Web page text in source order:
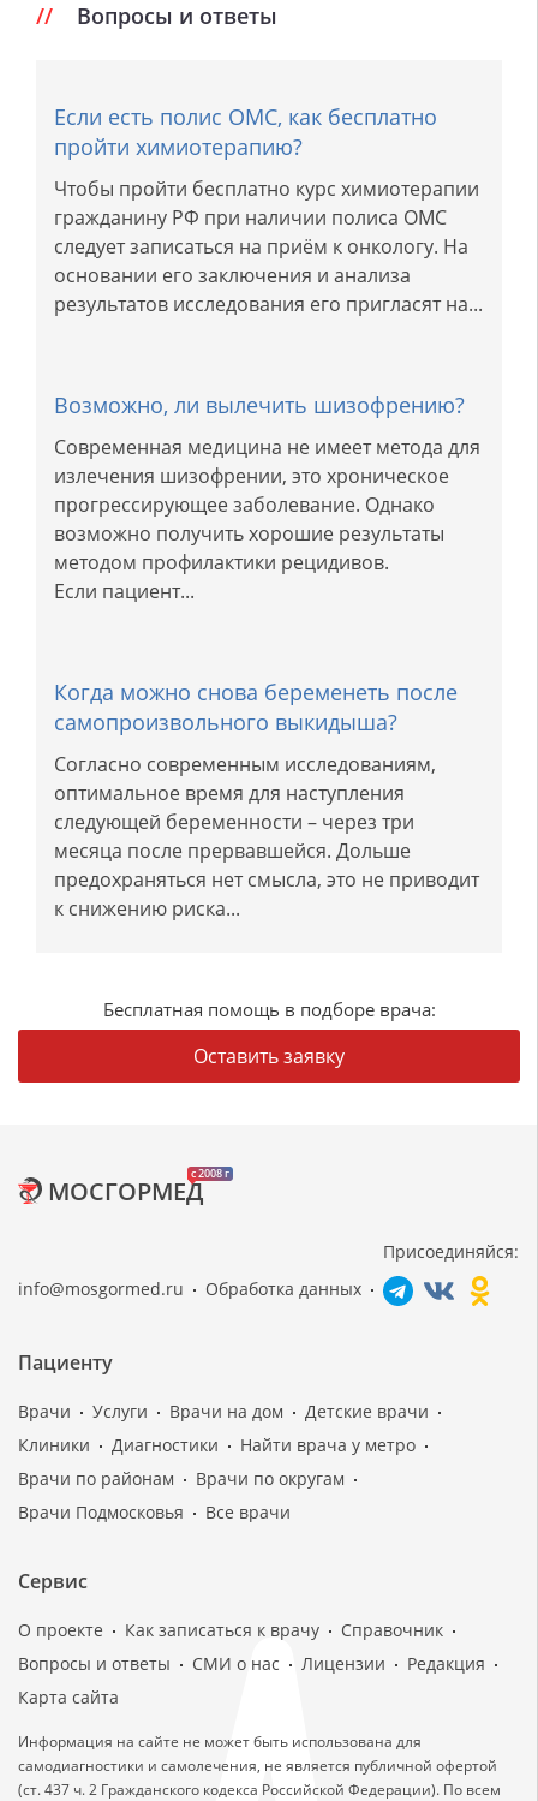
Вопросы и ответы
Если есть полис ОМС, как бесплатно
пройти химиотерапию?
Чтобы пройти бесплатно курс химиотерапии
гражданину РФ при наличии полиса ОМС
следует записаться на приём к онкологу. На
основании его заключения и анализа
результатов исследования его пригласят на...
Возможно, ли вылечить шизофрению?
Современная медицина не имеет метода для
излечения шизофрении, это хроническое
прогрессирующее заболевание. Однако
возможно получить хорошие результаты
методом профилактики рецидивов.
Если пациент...
Когда можно снова беременеть после
самопроизвольного выкидыша?
Согласно современным исследованиям,
оптимальное время для наступления
следующей беременности – через три
месяца после прервавшейся. Дольше
предохраняться нет смысла, это не приводит
к снижению риска...
Бесплатная помощь в подборе врача:
Оставить заявку
c 2008 г
МОСГОРМЕД
info@mosgormed.ru Обработка данных
Присоединяйся:
Пациенту
Врачи Услуги Врачи на дом
Детские врачи
Клиники
Диагностики
Найти врача у метро
Врачи по районам
Врачи по округам
Врачи Подмосковья
Все врачи
Сервис
О проекте Как записаться к врачу
Справочник
Вопросы и ответы
СМИ о нас Лицензии
Редакция
Карта сайта
Информация на сайте не может быть использована для
самодиагностики и самолечения, не является публичной офертой
(ст. 437 ч. 2 Гражданского кодекса Российской Федерации). По всем